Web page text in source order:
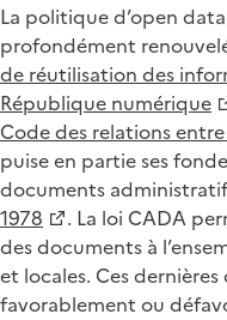
La politique d’open
profondément
de réutilisation des
République numérique
Code des relations
puise en partie ses
documents
1978
. La loi CADA
des documents à
et locales. Ces
favorablement ou